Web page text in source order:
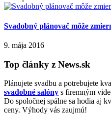
Svadobný plánovač môže
9. mája 2016
Top články z News.sk
Plánujete svadbu a potrebujete
svadobné salóny s firemným
Do spoločnej spálne sa hodia aj
ceny. Výhody vás zaujmú!